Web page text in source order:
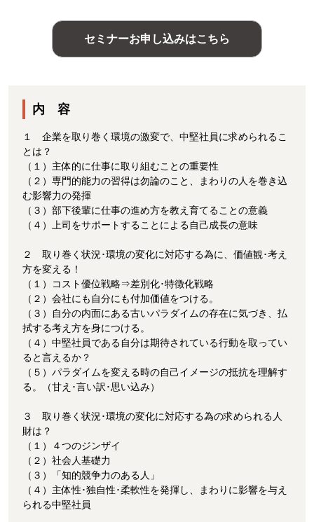
セミナーお申し込みはこちら
内 容
１ 企業を取り巻く環境の激変で、中堅社員に求められるこ
とは？
（１）主体的に仕事に取り組むことの重要性
（２）専門的能力の習得は勿論のこと、まわりの人を巻き込
む影響力の発揮
（３）部下後輩に仕事の進め方を教え育てることの意義
（４）上司をサポートすることによる自己成長の意味
２ 取り巻く状況･環境の変化に対応する為に、価値観･考え
方を変える！
（１）コスト優位戦略⇒差別化･特徴化戦略
（２）会社にも自分にも付加価値をつける。
（３）自分の内面にある古いパラダイムの存在に気づき、払
拭する考え方を身につける。
（４）中堅社員である自分は期待されている行動を取ってい
ると言えるか？
（５）パラダイムを変える時の自己イメージの抵抗を理解す
る。（甘え･言い訳･思い込み）
３ 取り巻く状況･環境の変化に対応する為の求められる人
財は？
（１）４つのジンザイ
（２）社会人基礎力
（３）「知的競争力のある人」
（４）主体性･独自性･柔軟性を発揮し、まわりに影響を与え
られる中堅社員